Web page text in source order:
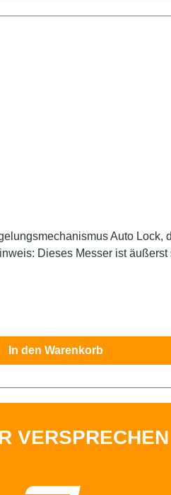
Auto
Dieses Messer ist
In den Warenkorb
VERSPRECHEN